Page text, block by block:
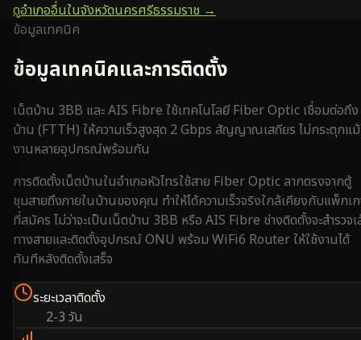
ดูอำเภออื่นในจังหวัดนครศรีธรรมราช→
ข้อมูลเทคนิค
ข้อมูลเทคนิคและการติดตั้ง
เน็ตบ้าน 3BB และ AIS Fibre ใช้เทคโนโลยี Fiber Optic เชื่อมต่อถึง
บ้าน (FTTH) ให้ความเร็วสูงสุด 2 Gbps สัญญาณเสถียร ไม่กระตุกแ
งานหลายอุปกรณ์พร้อมกัน
การติดตั้งเน็ตบ้านในอำเภอหัวไทรใช้สาย Fiber Optic ลากตรงจากตู้
ชุมสายถึงภายในบ้านของคุณ ทำให้ได้ความเร็วจริงใกล้เคียงกับแพ็กเ
ที่สมัคร ไม่ว่าจะเป็นเน็ตบ้าน 3BB หรือ AIS Fibre ช่างติดตั้งจะสำรวจ
ทางสายและติดตั้งอุปกรณ์ ONU พร้อม WiFi6 Router ให้ใช้งานได้
ทันทีหลังติดตั้งเสร็จ
ระยะเวลาติดตั้ง
2-3 วัน